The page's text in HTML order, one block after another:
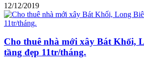
12/12/2019
Cho thuê nhà mới xây Bát Khối,
tầng đẹp 11tr/tháng.